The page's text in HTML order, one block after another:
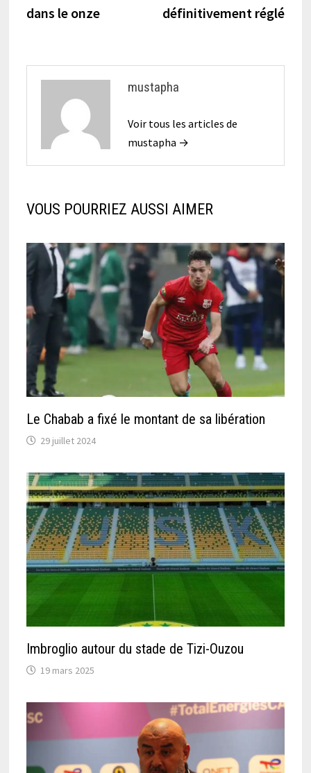
dans le onze
définitivement réglé
mustapha
Voir tous les articles de
mustapha →
VOUS POURRIEZ AUSSI AIMER
Le Chabab a fixé le montant de sa libération
29 juillet 2024
Imbroglio autour du stade de Tizi-Ouzou
19 mars 2025